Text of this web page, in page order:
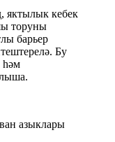
яктылык кебек
торуны
барьер
Бу